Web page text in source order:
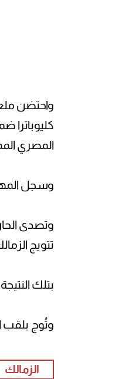
واحتضن
كليوباترا
المصري
وسجل
تتويج
بتلك
وتُوج بلقب
الزمالك